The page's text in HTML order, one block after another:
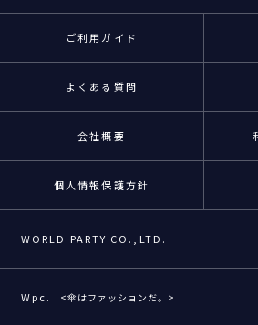
ご利用ガイド
よくある質問
会社概要
個人情報保護方針
WORLD PARTY CO.,LTD.
Wpc. <傘はファッションだ。>